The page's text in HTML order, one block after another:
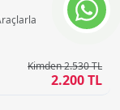
Kimden 2.530 TL
2.200 TL